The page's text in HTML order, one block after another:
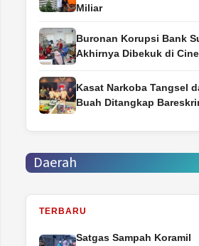
Miliar
Buronan Korupsi Bank
Akhirnya Dibekuk di
Kasat Narkoba Tangsel
Buah Ditangkap
Daerah
TERBARU
Satgas Sampah Koramil